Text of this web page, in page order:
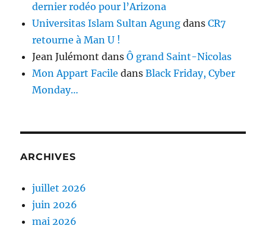
dernier rodéo pour l’Arizona
Universitas Islam Sultan Agung dansCR7
retourne à Man U !
Jean Julémont dansÔ grand Saint-Nicolas
Mon Appart Facile dansBlack Friday, Cyber
Monday…
ARCHIVES
juillet 2026
juin 2026
mai 2026